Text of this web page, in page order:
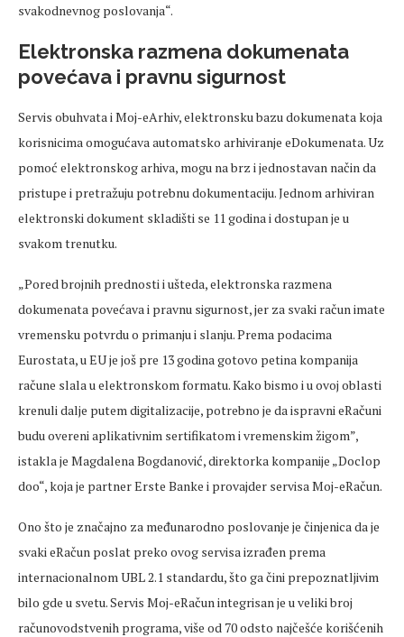
svakodnevnog poslovanja“.
Elektronska razmena dokumenata
povećava i pravnu sigurnost
Servis obuhvata i Moj-eArhiv, elektronsku bazu dokumenata koja
korisnicima omogućava automatsko arhiviranje eDokumenata. Uz
pomoć elektronskog arhiva, mogu na brz i jednostavan način da
pristupe i pretražuju potrebnu dokumentaciju. Jednom arhiviran
elektronski dokument skladišti se 11 godina i dostupan je u
svakom trenutku.
„Pored brojnih prednosti i ušteda, elektronska razmena
dokumenata povećava i pravnu sigurnost, jer za svaki račun imate
vremensku potvrdu o primanju i slanju. Prema podacima
Eurostata, u EU je još pre 13 godina gotovo petina kompanija
račune slala u elektronskom formatu. Kako bismo i u ovoj oblasti
krenuli dalje putem digitalizacije, potrebno je da ispravni eRačuni
budu overeni aplikativnim sertifikatom i vremenskim žigom”,
istakla je Magdalena Bogdanović, direktorka kompanije „Doclop
doo“, koja je partner Erste Banke i provajder servisa Moj-eRačun.
Ono što je značajno za međunarodno poslovanje je činjenica da je
svaki eRačun poslat preko ovog servisa izrađen prema
internacionalnom UBL 2.1 standardu, što ga čini prepoznatljivim
bilo gde u svetu. Servis Moj-eRačun integrisan je u veliki broj
računovodstvenih programa, više od 70 odsto najčešće korišćenih